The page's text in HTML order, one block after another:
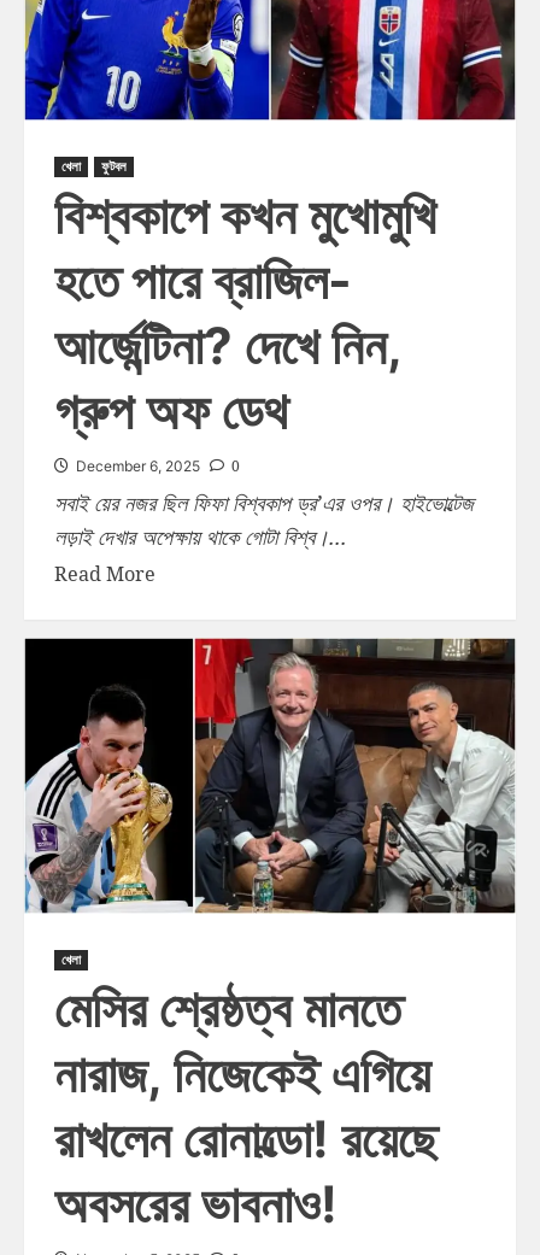
খেলা ফুটবল
বিশ্বকাপে কখন মুখোমুখি
হতে পারে ব্রাজিল-
আর্জেন্টিনা? দেখে নিন,
গ্রুপ অফ ডেথ
December 6, 2025 0
সবাই য়ের নজর ছিল ফিফা বিশ্বকাপ ড্র’এর ওপর। হাইভোল্টেজ
লড়াই দেখার অপেক্ষায় থাকে গোটা বিশ্ব।...
Read More
খেলা
মেসির শ্রেষ্ঠত্ব মানতে
নারাজ, নিজেকেই এগিয়ে
রাখলেন রোনাল্ডো! রয়েছে
অবসরের ভাবনাও!